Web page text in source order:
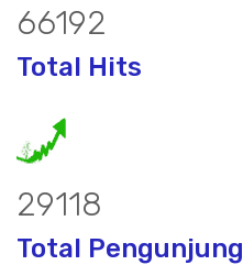
87025
Total Hits
38435
Total Pengunjung